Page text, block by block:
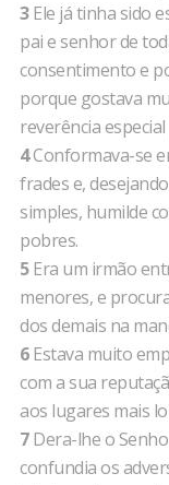
3Ele já tinha sido
pai e senhor de
consentimento e
porque gostava
reverência
4Conformava-se
frades e,
simples, humilde
pobres.
5Era um irmão
menores, e
dos demais na
6Estava muito
com a sua
aos lugares mais
7Dera-lhe o
confundia os